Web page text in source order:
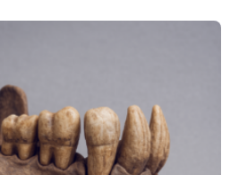
Gase, die sich durch
oben bahnen? Jun.-Prof. Dr.
Vulkanseismologin an der
Mainz (JGU), und ihr
Oldoinyo Lengai in Tansania
„Wir konnten die Tremore
ihren Ort in…